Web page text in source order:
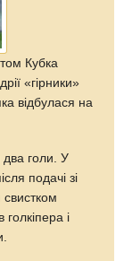
Кубка
«гірники»
відбулася на
два голи. У
подачі зі
і